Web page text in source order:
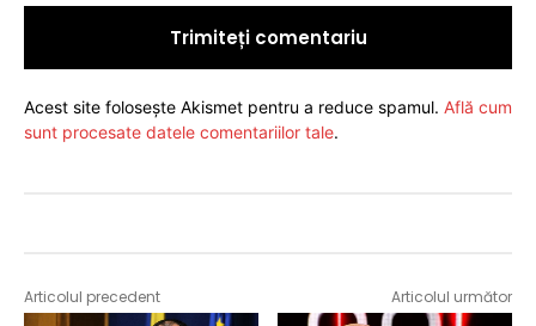
Acest site folosește Akismet pentru a reduce spamul. Află cum
sunt procesate datele comentariilor tale.
Articolul precedent Articolul următor